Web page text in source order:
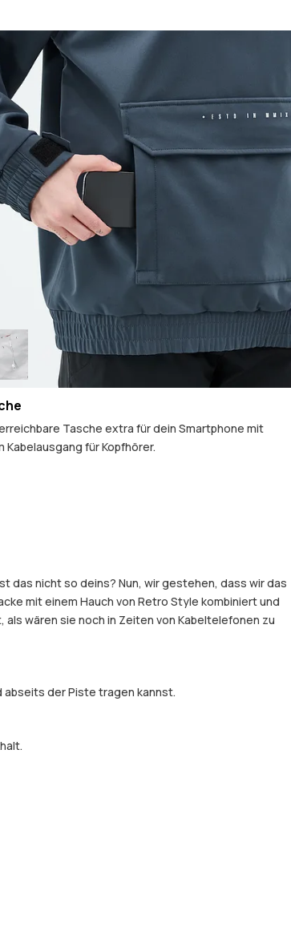
Tasche extra für dein Smartphone mit
Kabelausgang für Kopfhörer.
das nicht so deins? Nun, wir gestehen, dass wir das
mit einem Hauch von Retro Style kombiniert und
wären sie noch in Zeiten von Kabeltelefonen zu
der Piste tragen kannst.